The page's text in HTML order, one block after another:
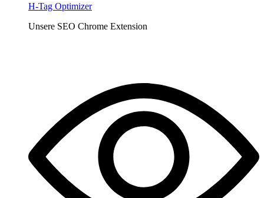
H-Tag Optimizer
Unsere SEO Chrome Extension